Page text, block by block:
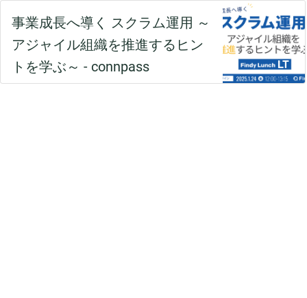
事業成長へ導く スクラム運用 ～
アジャイル組織を推進するヒン
トを学ぶ～ - connpass